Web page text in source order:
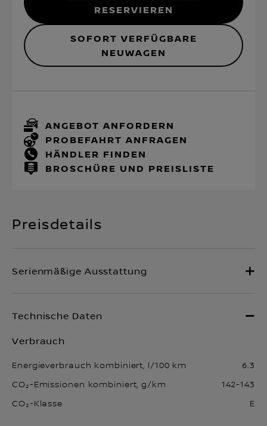
reservieren
SOFORT VERFÜGBARE
NEUWAGEN
ANGEBOT ANFORDERN
PROBEFAHRT ANFRAGEN
HÄNDLER FINDEN
BROSCHÜRE UND PREISLISTE
Preisdetails
Verbrauch
Energieverbrauch kombiniert, l/100 km
6.3
CO₂-Emissionen kombiniert, g/km
142-143
CO₂-Klasse
E